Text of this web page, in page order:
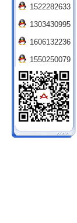
1522282633
1303430995
1606132236
1550250079